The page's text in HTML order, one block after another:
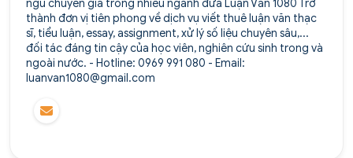
ngũ chuyên gia trong nhiều ngành đưa Luận Văn 1080 Trở
thành đơn vị tiên phong về dịch vụ viết thuê luận văn thạc
sĩ, tiểu luận, essay, assignment, xử lý số liệu chuyên sâu,...
đối tác đáng tin cậy của học viên, nghiên cứu sinh trong và
ngoài nước. - Hotline: 0969 991 080 - Email:
luanvan1080@gmail.com